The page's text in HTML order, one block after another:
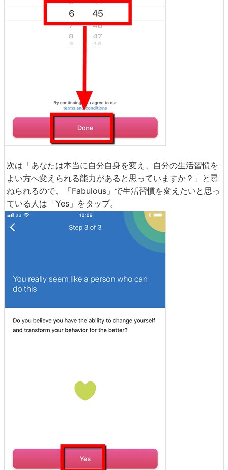
次は「あなたは本当に自分自身を変え、自分の生活習慣を
よい方へ変えられる能力があると思っていますか？」と尋
ねられるので、「Fabulous」で生活習慣を変えたいと思っ
ている人は「Yes」をタップ。